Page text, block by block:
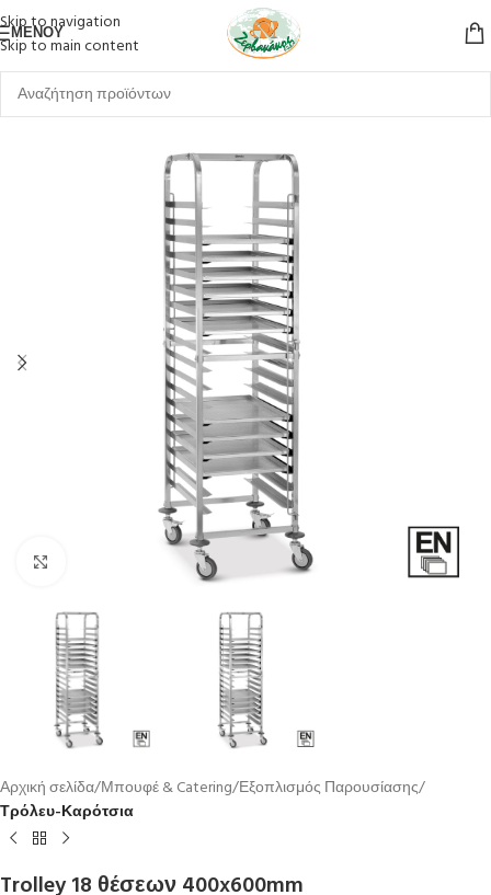
Skip to navigation
Skip to main content
ΜΕΝΟΎ
Αρχική σελίδα Μπουφέ & Catering Εξοπλισμός Παρουσίασης
Τρόλευ-Καρότσια
Trolley 18 θέσεων 400x600mm